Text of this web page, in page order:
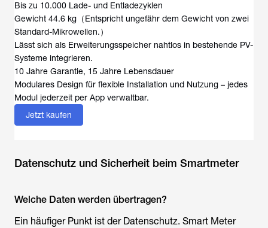
Bis zu 10.000 Lade- und Entladezyklen
Gewicht 44.6 kg（Entspricht ungefähr dem Gewicht von zwei
Standard-Mikrowellen.）
Lässt sich als Erweiterungsspeicher nahtlos in bestehende PV-
Systeme integrieren.
10 Jahre Garantie, 15 Jahre Lebensdauer
Modulares Design für flexible Installation und Nutzung – jedes
Modul jederzeit per App verwaltbar.
Jetzt kaufen
Datenschutz und Sicherheit beim Smartmeter
Welche Daten werden übertragen?
Ein häufiger Punkt ist der Datenschutz. Smart Meter